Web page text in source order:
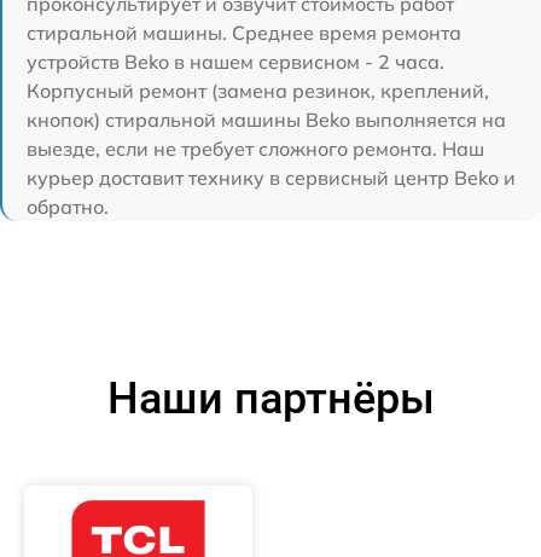
стиральной машины. Среднее время ремонта
устройств Beko в нашем сервисном - 2 часа.
Корпусный ремонт (замена резинок, креплений,
кнопок) стиральной машины Beko выполняется на
выезде, если не требует сложного ремонта. Наш
курьер доставит технику в сервисный центр Beko и
обратно.
Наши партнёры